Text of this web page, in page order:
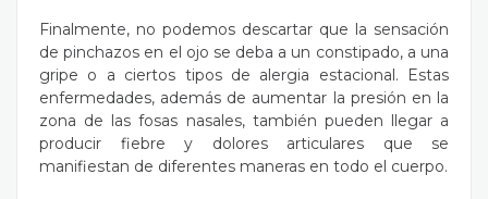
Finalmente, no podemos descartar que la sensación
de pinchazos en el ojo se deba a un constipado, a una
gripe o a ciertos tipos de alergia estacional. Estas
enfermedades, además de aumentar la presión en la
zona de las fosas nasales, también pueden llegar a
producir fiebre y dolores articulares que se
manifiestan de diferentes maneras en todo el cuerpo.